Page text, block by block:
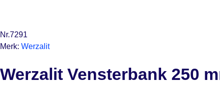
Nr.7291
Merk: Werzalit
Werzalit Vensterbank 250